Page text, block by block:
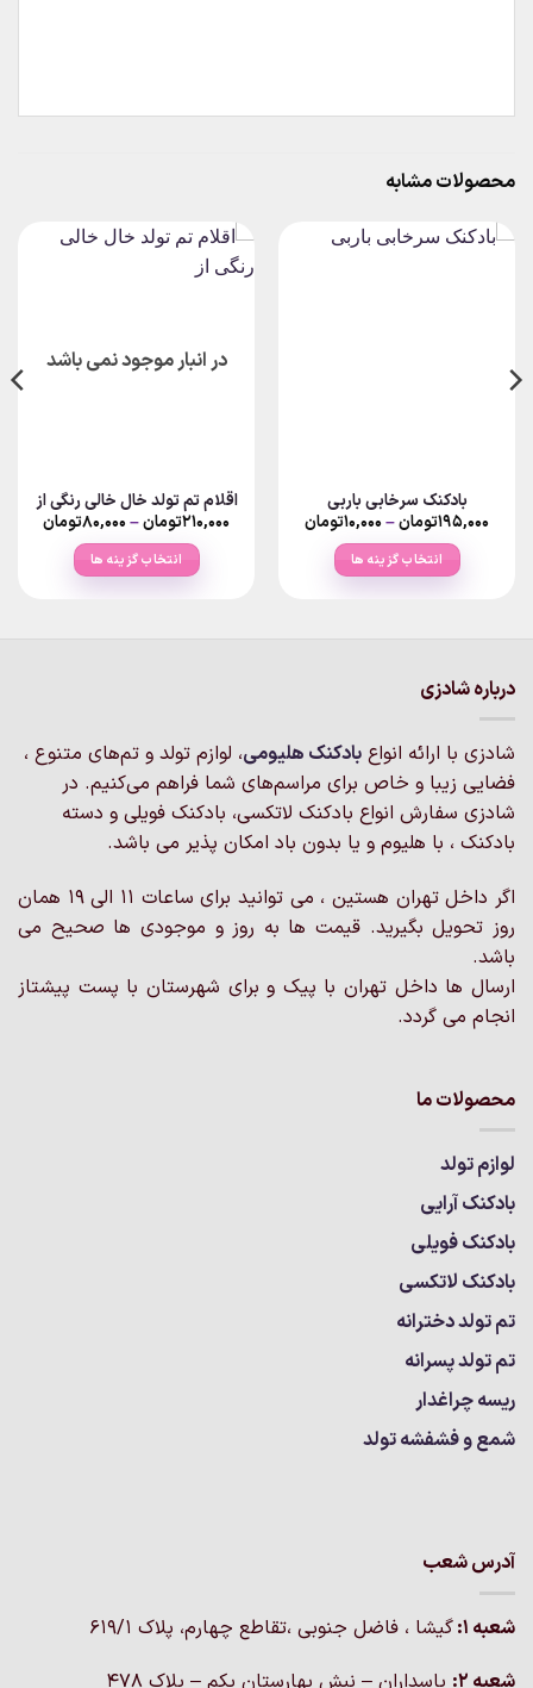
محصولات مشابه
بادکنک سرخابی باربی
۱۹۵,۰۰۰تومان–۱۰,۰۰۰تومانPrice
انتخاب گزینه ها
گزینه
ها
ممکن
است
صفحه
محصول
انتخاب
در انبار موجود نمی باشد
اقلام تم تولد خال خالی رنگی از
۲۱۰,۰۰۰تومان–۸۰,۰۰۰تومانPrice
انتخاب گزینه ها
گزینه
ها
ممکن
است
صفحه
محصول
انتخاب
درباره شادزی
شادزی با ارائه انواع بادکنک‌ هلیومی، لوازم تولد و تم‌های متنوع ،
فضایی زیبا و خاص برای مراسم‌های شما فراهم می‌کنیم. در
شادزی سفارش انواع بادکنک لاتکسی، بادکنک فویلی و دسته
بادکنک ، با هلیوم و یا بدون باد امکان پذیر می باشد.
اگر داخل تهران هستین ، می توانید برای ساعات 11 الی 19 همان
روز تحویل بگیرید. قیمت ها به روز و موجودی ها صحیح می
باشد.
ارسال ها داخل تهران با پیک و برای شهرستان با پست پیشتاز
انجام می گردد.
محصولات ما
لوازم تولد
بادکنک آرایی
بادکنک فویلی
بادکنک لاتکسی
تم تولد دخترانه
تم تولد پسرانه
ریسه چراغدار
شمع و فشفشه تولد
آدرس شعب
شعبه 1:
گيشا ، فاضل جنوبی ،تقاطع چهارم، پلاک 619/1